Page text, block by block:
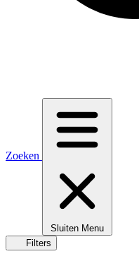
Zoeken
Sluiten Menu
Filters